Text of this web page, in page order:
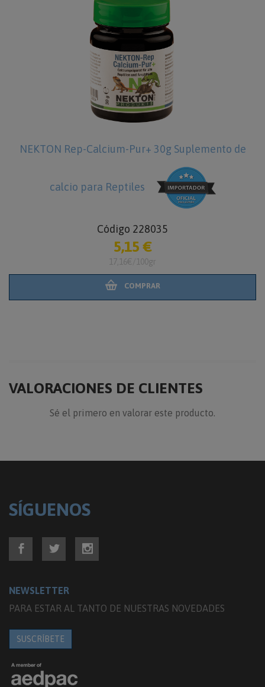
de NEKTON Lori Prime 1000 g
VALORACIONES DE CLIENTES
Sé el primero en valorar este producto.
SÍGUENOS
NEWSLETTER
PARA ESTAR AL TANTO DE NUESTRAS NOVEDADES
SUSCRÍBETE